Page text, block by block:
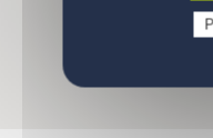
Prix
Qui
Demande
VOUS ÊTES